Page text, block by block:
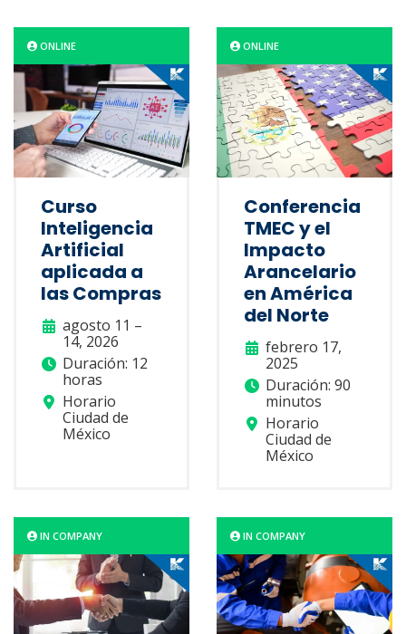
ONLINE
Curso
Inteligencia
Artificial
aplicada a
las Compras
agosto 11 –
14, 2026
Duración: 12
horas
Horario
Ciudad de
México
ONLINE
Conferencia
TMEC y el
Impacto
Arancelario
en América
del Norte
febrero 17,
2025
Duración: 90
minutos
Horario
Ciudad de
México
IN COMPANY IN COMPANY